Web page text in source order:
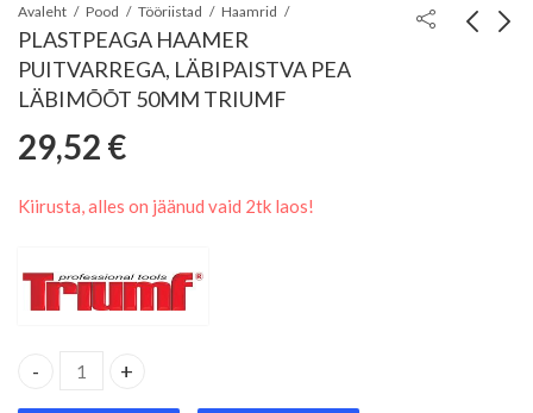
Avaleht Pood Tööriistad Haamrid
PLASTPEAGA HAAMER
PUITVARREGA, LÄBIPAISTVA PEA
LÄBIMÕÕT 50MM TRIUMF
29,52 €
Kiirusta, alles on jäänud vaid 2tk laos!
PLASTPEAGA HAAMER PUITVARREGA, LÄBIPAISTVA PEA